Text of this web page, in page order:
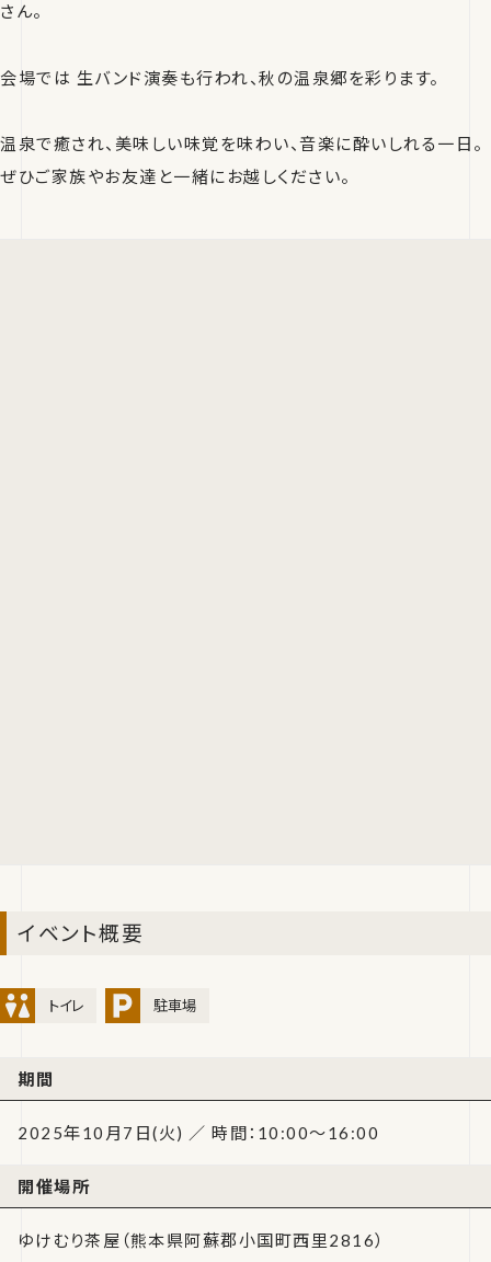
さん。
会場では 生バンド演奏も行われ、秋の温泉郷を彩ります。
温泉で癒され、美味しい味覚を味わい、音楽に酔いしれる一日。
ぜひご家族やお友達と一緒にお越しください。
イベント概要
トイレ 駐車場
期間
2025年10月7日(火) ／ 時間：10:00～16:00
開催場所
ゆけむり茶屋（熊本県阿蘇郡小国町西里2816）